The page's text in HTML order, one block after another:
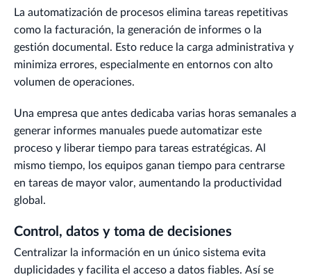
La automatización de procesos elimina tareas repetitivas
como la facturación, la generación de informes o la
gestión documental. Esto reduce la carga administrativa y
minimiza errores, especialmente en entornos con alto
volumen de operaciones.
Una empresa que antes dedicaba varias horas semanales a
generar informes manuales puede automatizar este
proceso y liberar tiempo para tareas estratégicas. Al
mismo tiempo, los equipos ganan tiempo para centrarse
en tareas de mayor valor, aumentando la productividad
global.
Control, datos y toma de decisiones
Centralizar la información en un único sistema evita
duplicidades y facilita el acceso a datos fiables. Así se